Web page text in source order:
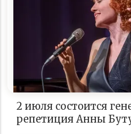
2 июля состоится
репетиция Анны